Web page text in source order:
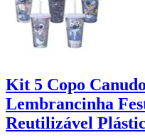
Kit 5 Copo
Lembrancinha
Reutilizável